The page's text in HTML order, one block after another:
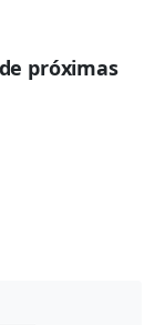
próximas